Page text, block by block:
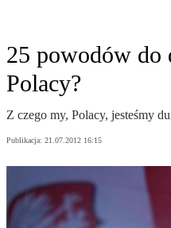
25 powodów do
Polacy?
Z czego my, Polacy, jesteśmy
Publikacja: 21.07.2012 16:15